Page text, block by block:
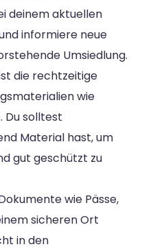
deinem aktuellen
informiere neue
Umsiedlung.
die rechtzeitige
wie
Du solltest
Material hast, um
gut geschützt zu
wie Pässe,
sicheren Ort
in den